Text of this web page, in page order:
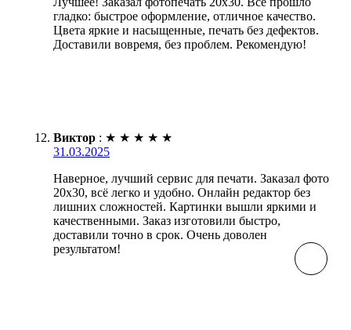
гладко: быстрое оформление, отличное качество.
Цвета яркие и насыщенные, печать без дефектов.
Доставили вовремя, без проблем. Рекомендую!
Виктор : ★ ★ ★ ★ ★
31.03.2025
Наверное, лучший сервис для печати. Заказал фото
20х30, всё легко и удобно. Онлайн редактор без
лишних сложностей. Картинки вышли яркими и
качественными. Заказ изготовили быстро,
доставили точно в срок. Очень доволен
результатом!